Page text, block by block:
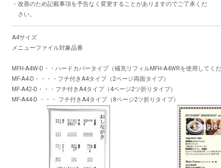
・ 改善のため記載事項を予告なく変更することがありますのでご了承くだ
さい。
A4サイズ
メニューファイル対象品番
MFH-A4W-D・・ハードカバータイプ（補充リフィルMFH-A4WRを使用してく
MF-A4-D・・・・フチ付きA4タイプ（2ページ両面タイプ）
MF-A42-D・・・フチ付きA4タイプ（4ページ2ツ折りタイプ）
MF-A44-D ・・・ フチ付きA4タイプ（8ページ2ツ折りタイプ）